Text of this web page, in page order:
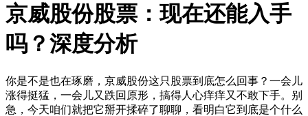
京威股份股票：现在还能入手
吗？深度分析
你是不是也在琢磨，京威股份这只股票到底怎么回事？一会儿
涨得挺猛，一会儿又跌回原形，搞得人心痒痒又不敢下手。别
急，今天咱们就把它掰开揉碎了聊聊，看明白它到底是个什么